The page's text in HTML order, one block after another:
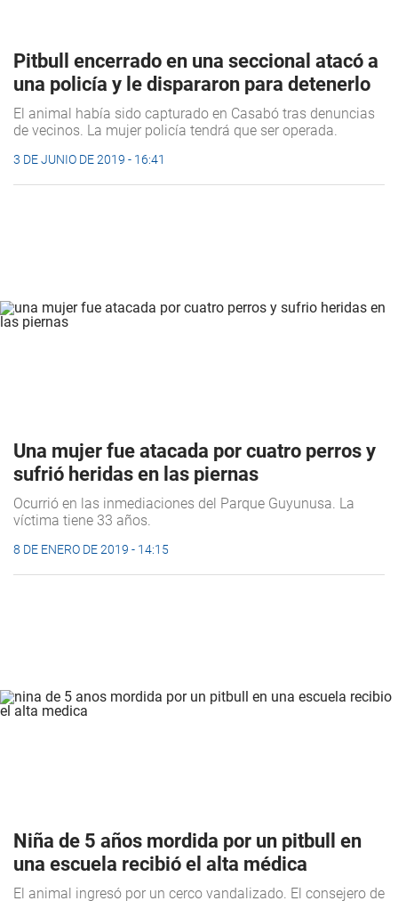
Pitbull encerrado en una seccional atacó a
una policía y le dispararon para detenerlo
El animal había sido capturado en Casabó tras denuncias
de vecinos. La mujer policía tendrá que ser operada.
3 DE JUNIO DE 2019 - 16:41
Una mujer fue atacada por cuatro perros y
sufrió heridas en las piernas
Ocurrió en las inmediaciones del Parque Guyunusa. La
víctima tiene 33 años.
8 DE ENERO DE 2019 - 14:15
Niña de 5 años mordida por un pitbull en
una escuela recibió el alta médica
El animal ingresó por un cerco vandalizado. El consejero de